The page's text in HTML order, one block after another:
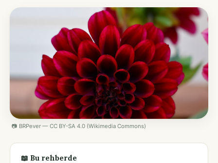
📷 BRPever — CC BY-SA 4.0 (Wikimedia Commons)
📖 Bu rehberde